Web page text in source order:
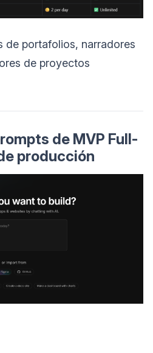
de portafolios, narradores
de proyectos
de MVP Full-
producción